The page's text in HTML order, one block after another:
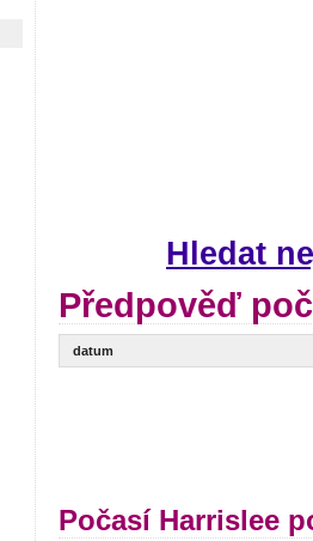
Hledat
Předpověď
datum
Počasí Harrislee